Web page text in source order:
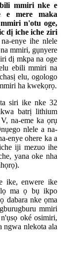
mmiri nke e
e mere maka
n'otu oge,
dị iche iche ziri
enye ihe nlele
mmiri, gụnyere
dị mkpa na oge
ebili mmiri na
elu, ogologo
ha kwekọrọ.
siri ike nke 32
batrị lithium
na-eme ka ọrụ
nlele a na-
enye ohere ka a
iji mezuo ihe
yana oke nha
ike, enwere ike
ma ọ bụ ikpo
dabara nke ọma
mmiri
oké osimiri,
ngwa nlekota ala